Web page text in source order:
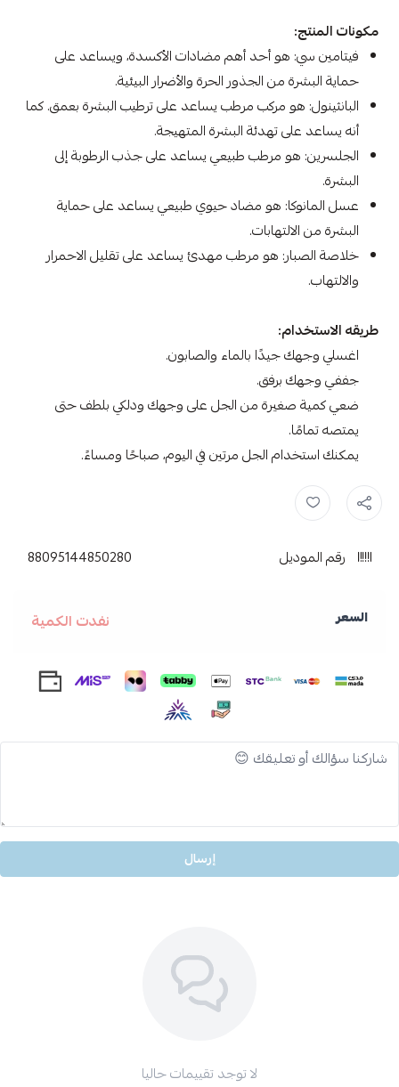
مكونات المنتج:
فيتامين سي: هو أحد أهم مضادات الأكسدة، ويساعد على
حماية البشرة من الجذور الحرة والأضرار البيئية.
البانثينول: هو مركب مرطب يساعد على ترطيب البشرة بعمق. كما
أنه يساعد على تهدئة البشرة المتهيجة.
الجلسرين: هو مرطب طبيعي يساعد على جذب الرطوبة إلى
البشرة.
عسل المانوكا: هو مضاد حيوي طبيعي يساعد على حماية
البشرة من الالتهابات.
خلاصة الصبار: هو مرطب مهدئ يساعد على تقليل الاحمرار
والالتهاب.
طريقه الاستخدام:
اغسلي وجهك جيدًا بالماء والصابون.
جففي وجهك برفق.
ضعي كمية صغيرة من الجل على وجهك ودلكي بلطف حتى
يمتصه تمامًا.
يمكنك استخدام الجل مرتين في اليوم، صباحًا ومساءً.
جل فيتامين سي ,
رقم الموديل 88095144850280
السعر نفدت الكمية
إرسال
لا توجد تقييمات حاليا